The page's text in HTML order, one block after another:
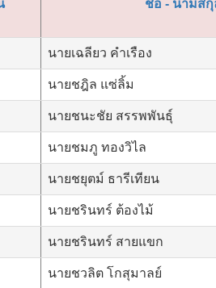
ชื่อ - นามสกุ
นายเฉลียว คำเรือง
นายชฎิล แซ่ลิ้ม
นายชนะชัย สรรพพันธุ์
นายชมภู ทองวิไล
นายชยุตม์ ธารีเทียน
นายชรินทร์ ต้องไม้
นายชรินทร์ สายแขก
นายชวลิต โกสุมาลย์